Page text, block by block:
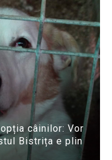
câinilor: Vor
Bistrița e plin